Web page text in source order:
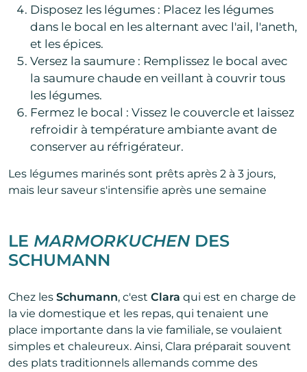
Disposez les légumes : Placez les légumes
dans le bocal en les alternant avec l'ail, l'aneth,
et les épices.
Versez la saumure : Remplissez le bocal avec
la saumure chaude en veillant à couvrir tous
les légumes.
Fermez le bocal : Vissez le couvercle et laissez
refroidir à température ambiante avant de
conserver au réfrigérateur.
Les légumes marinés sont prêts après 2 à 3 jours,
mais leur saveur s'intensifie après une semaine
LE MARMORKUCHENDES
SCHUMANN
Chez les Schumann, c'est Clara qui est en charge de
la vie domestique et les repas, qui tenaient une
place importante dans la vie familiale, se voulaient
simples et chaleureux. Ainsi, Clara préparait souvent
des plats traditionnels allemands comme des